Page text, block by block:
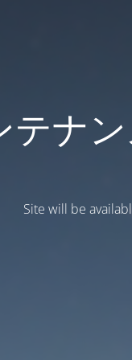
テナ
Site will be